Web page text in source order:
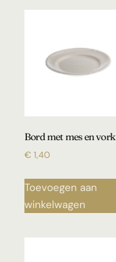
Bord met mes en vork
€ 1,40
Toevoegen aan
winkelwagen